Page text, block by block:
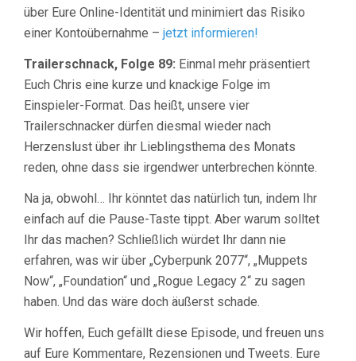
über Eure Online-Identität und minimiert das Risiko
einer Kontoübernahme – jetzt informieren!
Trailerschnack, Folge 89: Einmal mehr präsentiert
Euch Chris eine kurze und knackige Folge im
Einspieler-Format. Das heißt, unsere vier
Trailerschnacker dürfen diesmal wieder nach
Herzenslust über ihr Lieblingsthema des Monats
reden, ohne dass sie irgendwer unterbrechen könnte.
Na ja, obwohl… Ihr könntet das natürlich tun, indem Ihr
einfach auf die Pause-Taste tippt. Aber warum solltet
Ihr das machen? Schließlich würdet Ihr dann nie
erfahren, was wir über „Cyberpunk 2077“, „Muppets
Now“, „Foundation“ und „Rogue Legacy 2“ zu sagen
haben. Und das wäre doch äußerst schade.
Wir hoffen, Euch gefällt diese Episode, und freuen uns
auf Eure Kommentare, Rezensionen und Tweets. Eure